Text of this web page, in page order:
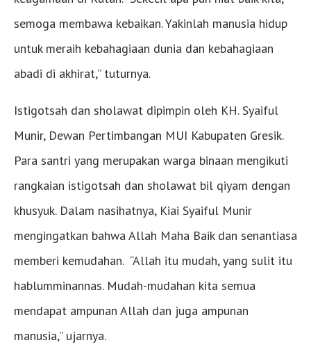
semoga membawa kebaikan. Yakinlah manusia hidup
untuk meraih kebahagiaan dunia dan kebahagiaan
abadi di akhirat,” tuturnya.
Istigotsah dan sholawat dipimpin oleh KH. Syaiful
Munir, Dewan Pertimbangan MUI Kabupaten Gresik.
Para santri yang merupakan warga binaan mengikuti
rangkaian istigotsah dan sholawat bil qiyam dengan
khusyuk. Dalam nasihatnya, Kiai Syaiful Munir
mengingatkan bahwa Allah Maha Baik dan senantiasa
memberi kemudahan. “Allah itu mudah, yang sulit itu
hablumminannas. Mudah-mudahan kita semua
mendapat ampunan Allah dan juga ampunan
manusia,” ujarnya.